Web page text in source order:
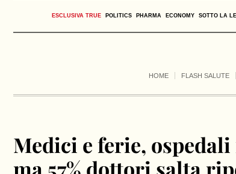
ESCLUSIVA TRUE POLITICS PHARMA ECONOMY SOTTO LA
HOME FLASH SALUTE
Medici e ferie,